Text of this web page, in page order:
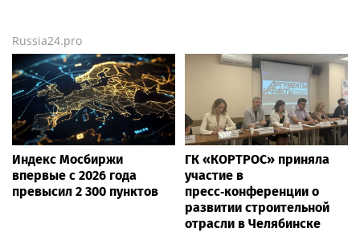
Russia24.pro
Индекс Мосбиржи
впервые с 2026 года
превысил 2 300 пунктов
ГК «КОРТРОС» приняла
участие в
пресс‑конференции о
развитии строительной
отрасли в Челябинске